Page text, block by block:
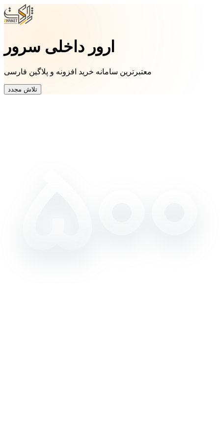
ارور داخلی سرور
معتبرترین سامانه خرید افزونه و پلاگین فارسی
تلاش مجدد